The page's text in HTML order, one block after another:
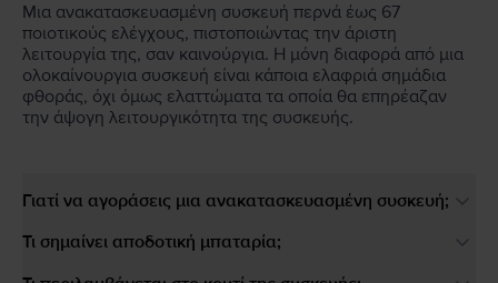
Μια ανακατασκευασμένη συσκευή περνά έως 67
ποιοτικούς ελέγχους, πιστοποιώντας την άριστη
λειτουργία της, σαν καινούργια. Η μόνη διαφορά από μια
ολοκαίνουργια συσκευή είναι κάποια ελαφριά σημάδια
φθοράς, όχι όμως ελαττώματα τα οποία θα επηρέαζαν
την άψογη λειτουργικότητα της συσκευής.
Γιατί να αγοράσεις μια ανακατασκευασμένη συσκευή;
Τι σημαίνει αποδοτική μπαταρία;